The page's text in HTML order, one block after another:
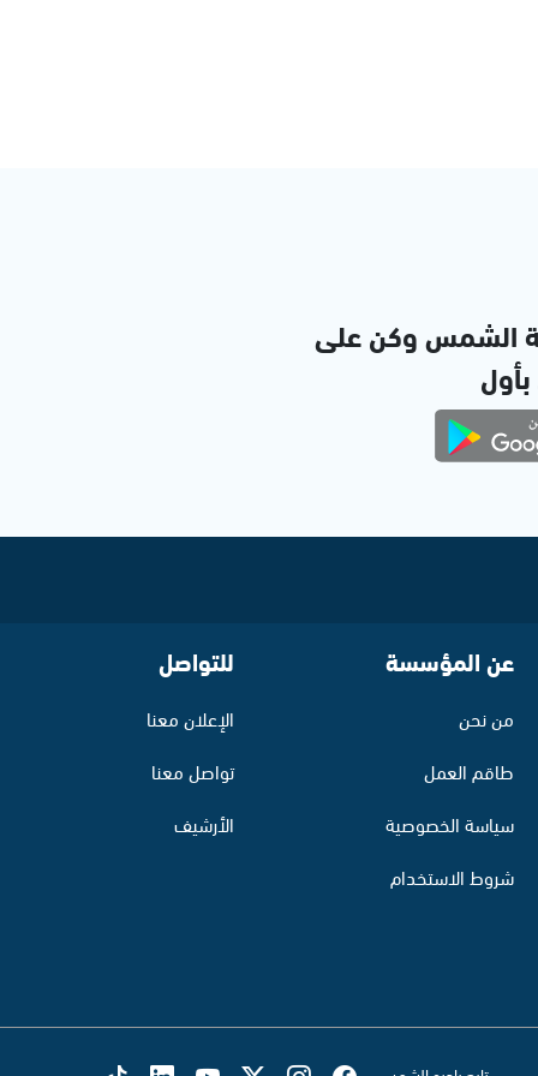
الشمس وكن على
بأول
عن المؤسسة
من نحن
طاقم العمل
سياسة الخصوصية
شروط الاستخدام
للتواصل
الإعلان معنا
تواصل معنا
الأرشيف